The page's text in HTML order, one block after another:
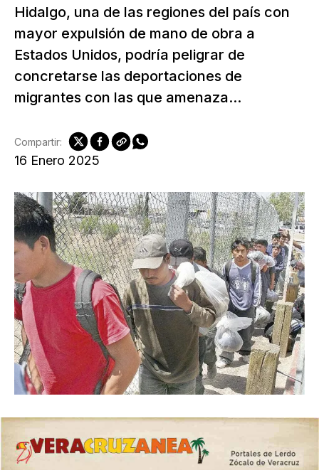
Hidalgo, una de las regiones del país con
mayor expulsión de mano de obra a
Estados Unidos, podría peligrar de
concretarse las deportaciones de
migrantes con las que amenaza...
16 Enero 2025
Compartir: